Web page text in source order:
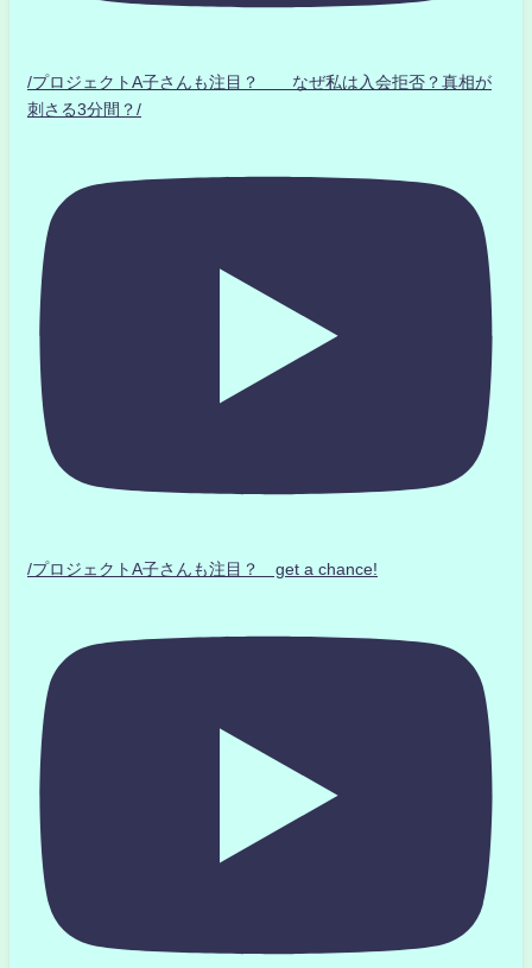
/プロジェクトA子さんも注目？ なぜ私は入会拒否？真相が
刺さる3分間？/
/プロジェクトA子さんも注目？ get a chance!